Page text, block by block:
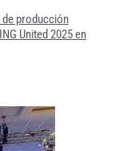
de producción
United 2025 en